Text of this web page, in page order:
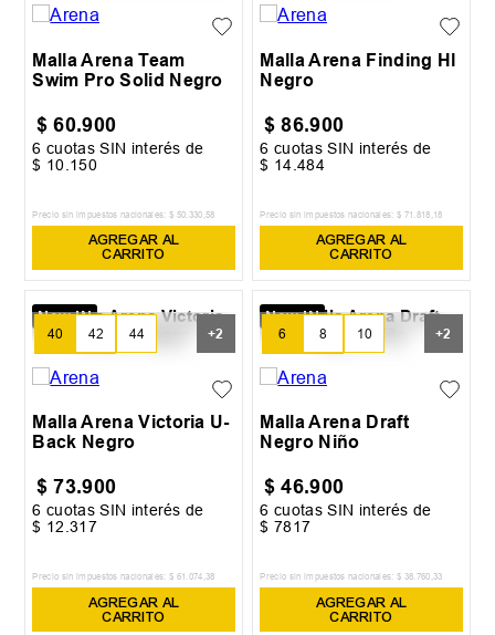
44 46
Malla Arena Team
Swim Pro Solid Negro
$ 60.900
6 cuotas SIN interés de
$ 10 150
Precio sin impuestos nacionales: $ 50 330 58
AGREGAR AL
CARRITO
46 48
Malla Arena Finding Hl
Negro
$ 86.900
6 cuotas SIN interés de
$ 14 .484
Precio sin impuestos nacionales: $ 71 818 18
AGREGAR AL
CARRITO
New IN
40 42 44
46 48
+2
Malla Arena Victoria U-
Back Negro
$ 73.900
6 cuotas SIN interés de
$ 12.317
Precio sin impuestos nacionales: $ 61 .074 ,38
AGREGAR AL
CARRITO
New IN
6 8 10
12 14
+2
Malla Arena Draft
Negro Niño
$ 46.900
6 cuotas SIN interés de
$ 7817
Precio sin impuestos nacionales: $ 38.760 ,33
AGREGAR AL
CARRITO